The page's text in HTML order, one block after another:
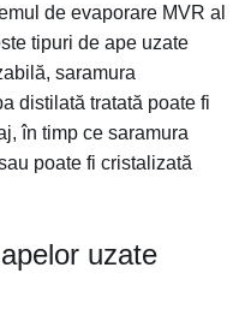
de evaporare MVR al
tipuri de ape uzate
saramura
distilată tratată poate fi
în timp ce saramura
poate fi cristalizată
uzate